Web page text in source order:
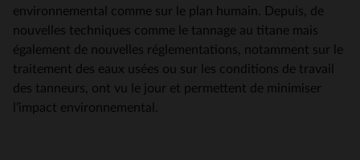
environnemental comme sur le plan humain. Depuis, de
nouvelles techniques comme le tannage au titane mais
également de nouvelles réglementations, notamment sur le
traitement des eaux usées ou sur les conditions de travail
des tanneurs, ont vu le jour et permettent de minimiser
l’impact environnemental.